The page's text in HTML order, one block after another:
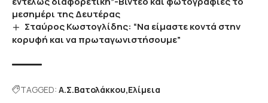
μεσημέρι της Δευτέρας
Σταύρος Κωστογλίδης: “Να είμαστε κοντά στην
κορυφή και να πρωταγωνιστήσουμε”
TAGGED: Α.Σ.Βατολάκκου Ελίμεια